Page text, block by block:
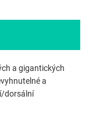
a gigantických
a
dorsální